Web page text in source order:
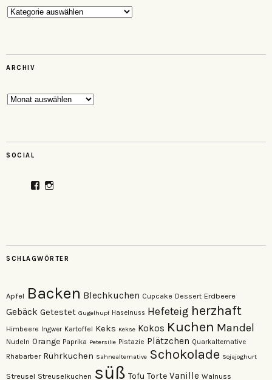
Kategorien
ARCHIV
Archiv
SOCIAL
ProfilProfil
SCHLAGWÖRTER
Apfel Backen Blechkuchen Cupcake Dessert Erdbeere
Gebäck Getestet Gugelhupf Haselnuss Hefeteig herzhaft
Himbeere Ingwer Kartoffel Keks Kekse Kokos Kuchen Mandel
Nudeln Orange Paprika Petersilie Pistazie Plätzchen Quarkalternative
Rhabarber Rührkuchen Sahnealternative Schokolade Sojajoghurt
Streusel Streuselkuchen süß Tofu Torte Vanille Walnuss